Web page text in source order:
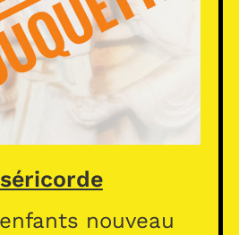
nouveau